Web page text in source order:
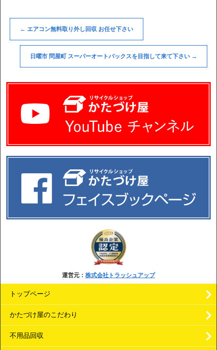
← エアコン無料取り外し回収 お任せ下さい
日曜市 問屋町 スーパーオートバックスを目指して来て下さい →
運営元： 株式会社トラッシュアップ
トップページ
かたづけ屋のこだわり
不用品回収